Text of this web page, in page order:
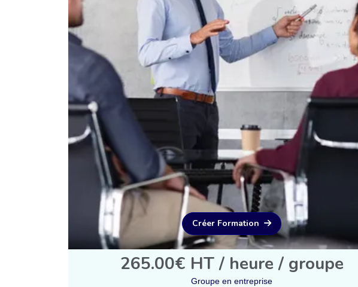
Créer Formation
265.00€ HT / heure / groupe
Groupe en entreprise